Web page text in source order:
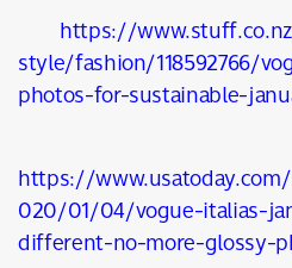
https://
style/fashion/118592766/
photos-for-sustainable-
https://
020/01/04/vogue-italias-
different-no-more-glossy-